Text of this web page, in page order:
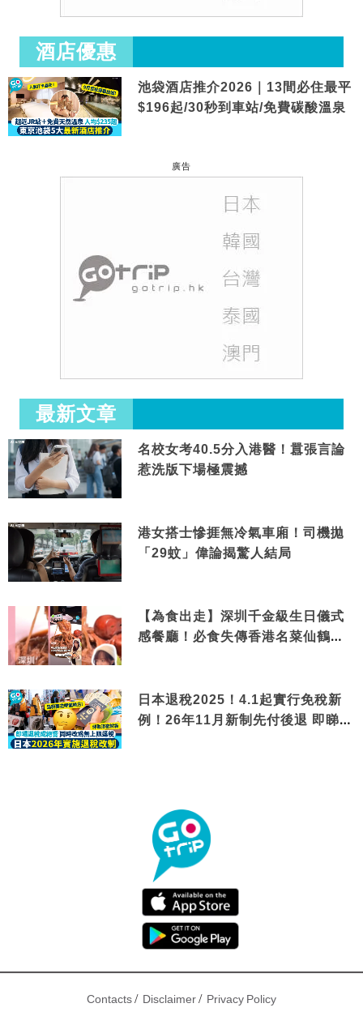
酒店優惠
池袋酒店推介2026｜13間必住最平
$196起/30秒到車站/免費碳酸溫泉
廣告
最新文章
名校女考40.5分入港醫！囂張言論
惹洗版下場極震撼
港女搭士慘捱無冷氣車廂！司機拋
「29蚊」偉論揭驚人結局
【為食出走】深圳千金級生日儀式
感餐廳！必食失傳香港名菜仙鶴神
日本退稅2025！4.1起實行免稅新
例！26年11月新制先付後退 即睇步
Contacts/ Disclaimer/ Privacy Policy